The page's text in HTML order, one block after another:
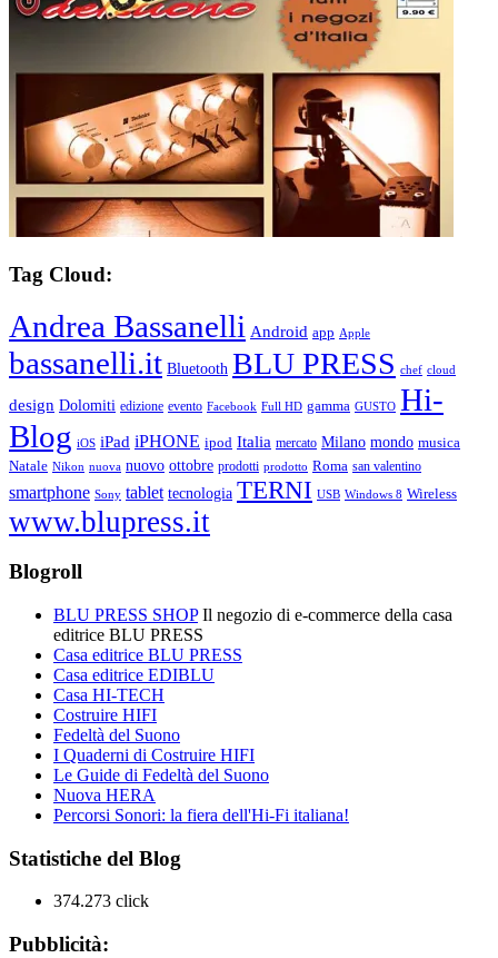
Tag Cloud:
Andrea Bassanelli Android app Apple
bassanelli.it Bluetooth BLU PRESS chef cloud
design Dolomiti edizione evento Facebook Full HD gamma GUSTO Hi-
Blog iOS iPad iPHONE ipod Italia mercato Milano mondo musica
Natale Nikon nuova nuovo ottobre prodotti prodotto Roma san valentino
smartphone Sony tablet tecnologia TERNI USB Windows 8 Wireless
www.blupress.it
Blogroll
BLU PRESS SHOPIl negozio di e-commerce della casa
editrice BLU PRESS
Casa editrice BLU PRESS
Casa editrice EDIBLU
Casa HI-TECH
Costruire HIFI
Fedeltà del Suono
I Quaderni di Costruire HIFI
Le Guide di Fedeltà del Suono
Nuova HERA
Percorsi Sonori: la fiera dell'Hi-Fi italiana!
Statistiche del Blog
374.273 click
Pubblicità: